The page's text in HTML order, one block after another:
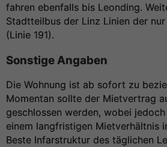
fahren ebenfalls bis Leonding.
Stadtteilbus der Linz Linien der
(Linie 191).
Sonstige Angaben
Die Wohnung ist ab sofort zu
Momentan sollte der Mietvertrag
geschlossen werden, wobei
einem langfristigen Mietverhältnis
Beste Infarstruktur des täglichen